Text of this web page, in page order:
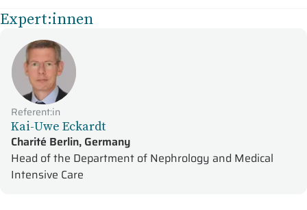
Expert:innen
Referent:in
Kai-Uwe Eckardt
Charité Berlin, Germany
Head of the Department of Nephrology and Medical
Intensive Care